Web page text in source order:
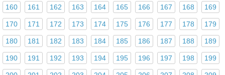
160 161 162 163 164 165 166 167 168 169
170 171 172 173 174 175 176 177 178 179
180 181 182 183 184 185 186 187 188 189
190 191 192 193 194 195 196 197 198 199